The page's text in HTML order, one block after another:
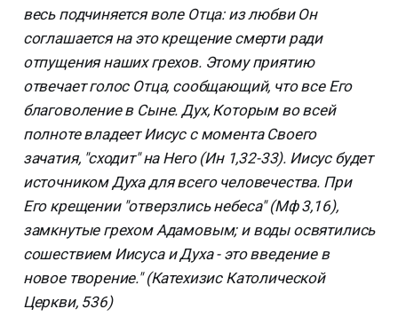
весь подчиняется воле Отца: из любви Он
соглашается на это крещение смерти ради
отпущения наших грехов. Этому приятию
отвечает голос Отца, сообщающий, что все Его
благоволение в Сыне. Дух, Которым во всей
полноте владеет Иисус с момента Своего
зачатия, "сходит" на Него (Ин 1,32-33). Иисус будет
источником Духа для всего человечества. При
Его крещении "отверзлись небеса" (Мф 3,16),
замкнутые грехом Адамовым; и воды освятились
сошествием Иисуса и Духа - это введение в
новое творение." (Катехизис Католической
Церкви, 536)